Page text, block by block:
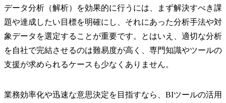
データ分析（解析）を効果的に行うには、まず解決すべき課
題や達成したい目標を明確にし、それにあった分析手法や対
象データを選定することが重要です。とはいえ、適切な分析
を自社で完結させるのは難易度が高く、専門知識やツールの
支援が求められるケースも少なくありません。
業務効率化や迅速な意思決定を目指すなら、BIツールの活用